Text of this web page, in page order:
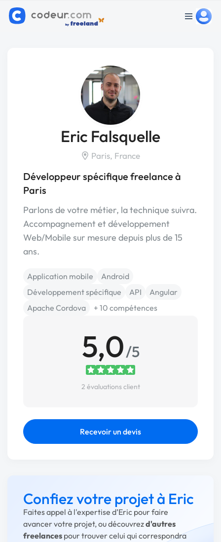
Eric Falsquelle
Paris, France
Développeur spécifique freelance à
Paris
Parlons de votre métier, la technique suivra.
Accompagnement et développement
Web/Mobile sur mesure depuis plus de 15
ans.
Application mobile
Android
Développement spécifique
API
Angular
Apache Cordova
+ 10 compétences
5,0/5
2 évaluations client
Recevoir un devis
Confiez votre projet à Eric
Faites appel à l'expertise d’Eric pour faire
avancer votre projet, ou découvrezd'autres
freelances pour trouver celui qui correspondra